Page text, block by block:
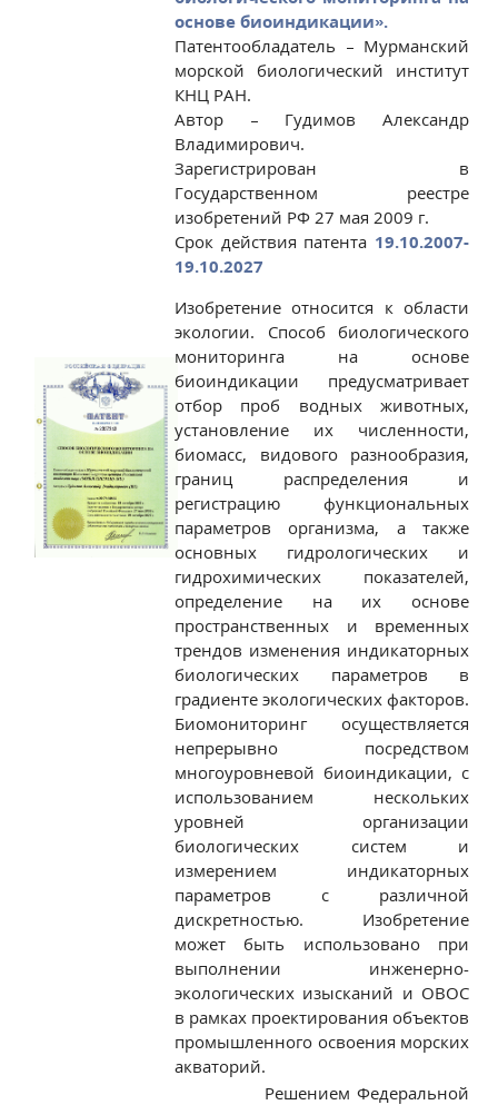
основе биоиндикации».
Патентообладатель – Мурманский
морской биологический институт
КНЦ РАН.
Автор – Гудимов Александр
Владимирович.
Зарегистрирован в
Государственном реестре
изобретений РФ 27 мая 2009 г.
Срок действия патента 19.10.2007-
19.10.2027
Изобретение относится к области
экологии. Способ биологического
мониторинга на основе
биоиндикации предусматривает
отбор проб водных животных,
установление их численности,
биомасс, видового разнообразия,
границ распределения и
регистрацию функциональных
параметров организма, а также
основных гидрологических и
гидрохимических показателей,
определение на их основе
пространственных и временных
трендов изменения индикаторных
биологических параметров в
градиенте экологических факторов.
Биомониторинг осуществляется
непрерывно посредством
многоуровневой биоиндикации, с
использованием нескольких
уровней организации
биологических систем и
измерением индикаторных
параметров с различной
дискретностью. Изобретение
может быть использовано при
выполнении инженерно-
экологических изысканий и ОВОС
в рамках проектирования объектов
промышленного освоения морских
акваторий.
Решением Федеральной